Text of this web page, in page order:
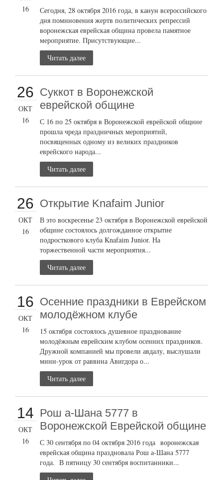
16
Сегодня, 28 октября 2016 года, в канун всероссийского
дня поминовения жертв политических репрессий
воронежская еврейская община провела памятное
мероприятие. Присутствующие...
Читать далее
26
ОКТ
16
Суккот в Воронежской
еврейской общине
С 16 по 25 октября в Воронежской еврейской общине
прошла чреда праздничных мероприятий,
посвященных одному из великих праздников
еврейского народа...
Читать далее
26
ОКТ
16
Открытие Knafaim Junior
В это воскресенье 23 октября в Воронежской еврейской
общине состоялось долгожданное открытие
подросткового клуба Knafaim Junior. На
торжественной части мероприятия...
Читать далее
16
ОКТ
16
Осенние праздники в Еврейском
молодёжном клубе
15 октября состоялось душевное празднование
молодёжным еврейским клубом осенних праздников.
Дружной компанией мы провели авдалу, выслушали
мини-урок от раввина Авигдора о...
Читать далее
14
ОКТ
16
Рош а-Шана 5777 в
Воронежской Еврейской общине
С 30 сентября по 04 октября 2016 года воронежская
еврейская община праздновала Рош а-Шана 5777
года. В пятницу 30 сентября воспитанники...